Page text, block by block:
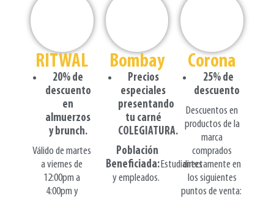
RITWAL
20% de
descuento
en
almuerzos
y brunch.
Válido de martes
a viernes de
12:00pm a
4:00pm y
Bombay
Precios
especiales
presentando
tu carné
COLEGIATURA.
Población
Beneficiada: Estudiantes
y empleados.
Corona
25% de
descuento
Descuentos en
productos de la
marca
comprados
directamente en
los siguientes
puntos de venta: